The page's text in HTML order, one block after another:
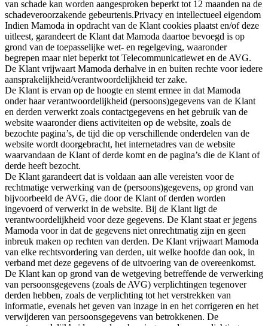
van schade kan worden aangesproken beperkt tot 12 maanden na de
schadeveroorzakende gebeurtenis.Privacy en intellectueel eigendom
Indien Mamoda in opdracht van de Klant cookies plaatst en/of deze
uitleest, garandeert de Klant dat Mamoda daartoe bevoegd is op
grond van de toepasselijke wet- en regelgeving, waaronder
begrepen maar niet beperkt tot Telecommunicatiewet en de AVG.
De Klant vrijwaart Mamoda derhalve in en buiten rechte voor iedere
aansprakelijkheid/verantwoordelijkheid ter zake.
De Klant is ervan op de hoogte en stemt ermee in dat Mamoda
onder haar verantwoordelijkheid (persoons)gegevens van de Klant
en derden verwerkt zoals contactgegevens en het gebruik van de
website waaronder diens activiteiten op de website, zoals de
bezochte pagina’s, de tijd die op verschillende onderdelen van de
website wordt doorgebracht, het internetadres van de website
waarvandaan de Klant of derde komt en de pagina’s die de Klant of
derde heeft bezocht.
De Klant garandeert dat is voldaan aan alle vereisten voor de
rechtmatige verwerking van de (persoons)gegevens, op grond van
bijvoorbeeld de AVG, die door de Klant of derden worden
ingevoerd of verwerkt in de website. Bij de Klant ligt de
verantwoordelijkheid voor deze gegevens. De Klant staat er jegens
Mamoda voor in dat de gegevens niet onrechtmatig zijn en geen
inbreuk maken op rechten van derden. De Klant vrijwaart Mamoda
van elke rechtsvordering van derden, uit welke hoofde dan ook, in
verband met deze gegevens of de uitvoering van de overeenkomst.
De Klant kan op grond van de wetgeving betreffende de verwerking
van persoonsgegevens (zoals de AVG) verplichtingen tegenover
derden hebben, zoals de verplichting tot het verstrekken van
informatie, evenals het geven van inzage in en het corrigeren en het
verwijderen van persoonsgegevens van betrokkenen. De